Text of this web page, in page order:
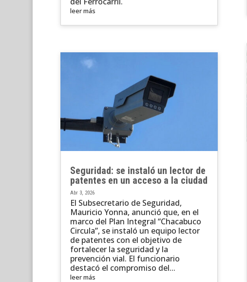
leer más
Seguridad: se instaló un lector de
patentes en un acceso a la ciudad
Abr 3, 2026
El Subsecretario de Seguridad,
Mauricio Yonna, anunció que, en el
marco del Plan Integral “Chacabuco
Circula”, se instaló un equipo lector
de patentes con el objetivo de
fortalecer la seguridad y la
prevención vial. El funcionario
destacó el compromiso del...
leer más